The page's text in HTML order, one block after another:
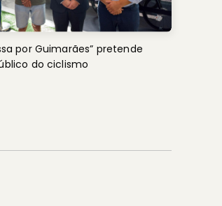
por Guimarães” pretende
do ciclismo